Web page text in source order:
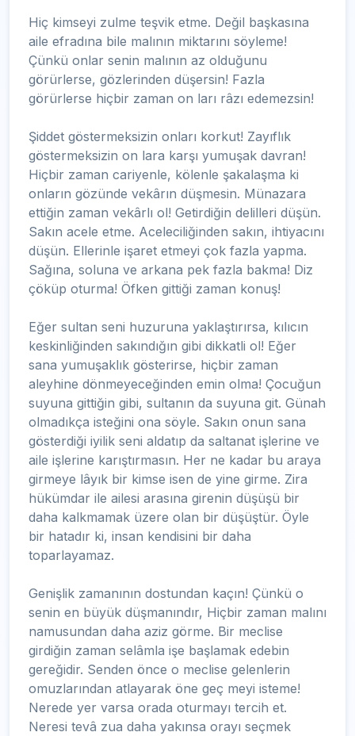
Hiç kimseyi zulme teşvik etme. Değil başkasına
aile efradına bile malının miktarını söyleme!
Çünkü onlar senin malının az olduğunu
görürlerse, gözlerinden düşersin! Fazla
görürlerse hiçbir zaman on ları râzı edemezsin!
Şiddet göstermeksizin onları korkut! Zayıflık
göstermeksizin on lara karşı yumuşak davran!
Hiçbir zaman cariyenle, kölenle şakalaşma ki
onların gözünde vekârın düşmesin. Münazara
ettiğin zaman vekârlı ol! Getirdiğin delilleri düşün.
Sakın acele etme. Aceleciliğinden sakın, ihtiyacını
düşün. Ellerinle işaret etmeyi çok fazla yapma.
Sağına, soluna ve arkana pek fazla bakma! Diz
çöküp oturma! Öfken gittiği zaman konuş!
Eğer sultan seni huzuruna yaklaştırırsa, kılıcın
keskinliğinden sakındığın gibi dikkatli ol! Eğer
sana yumuşaklık gösterirse, hiçbir zaman
aleyhine dönmeyeceğinden emin olma! Çocuğun
suyuna gittiğin gibi, sultanın da suyuna git. Günah
olmadıkça isteğini ona söyle. Sakın onun sana
gösterdiği iyilik seni aldatıp da saltanat işlerine ve
aile işlerine karıştırmasın. Her ne kadar bu araya
girmeye lâyık bir kimse isen de yine girme. Zira
hükümdar ile ailesi arasına girenin düşüşü bir
daha kalkmamak üzere olan bir düşüştür. Öyle
bir hatadır ki, insan kendisini bir daha
toparlayamaz.
Genişlik zamanının dostundan kaçın! Çünkü o
senin en büyük düşmanındır, Hiçbir zaman malını
namusundan daha aziz görme. Bir meclise
girdiğin zaman selâmla işe başlamak edebin
gereğidir. Senden önce o meclise gelenlerin
omuzlarından atlayarak öne geç meyi isteme!
Nerede yer varsa orada oturmayı tercih et.
Neresi tevâ zua daha yakınsa orayı seçmek